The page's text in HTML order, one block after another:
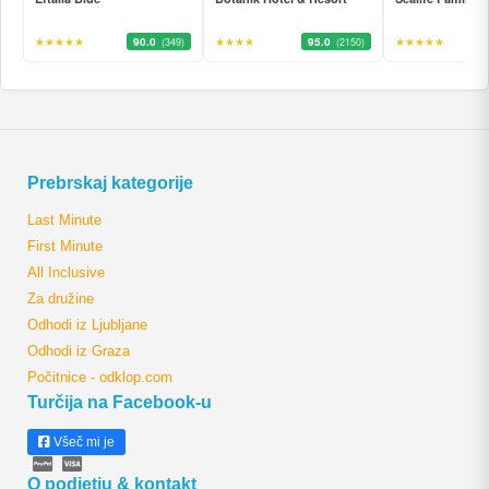
★★★★★ 90.0 (349) ★★★★ 95.0 (2150) ★★★★★
Prebrskaj kategorije
Last Minute
First Minute
All Inclusive
Za družine
Odhodi iz Ljubljane
Odhodi iz Graza
Počitnice - odklop.com
Turčija na Facebook-u
Všeč mi je
O podjetju & kontakt